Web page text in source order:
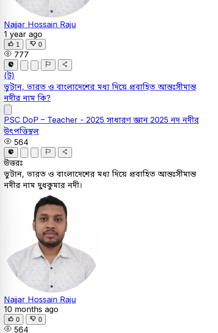
Najjar Hossain Raju
1 year ago
1 0
777
(ট)
ভুটান, ভারত ও বাংলাদেশের মধ্য দিয়ে প্রবাহিত আন্তঃসীমান্ত
নদীর নাম কি?
PSC DoP – Teacher - 2025 সাধারণ জ্ঞান 2025 নদ নদীর
উৎপত্তিস্থল
564
উত্তরঃ
ভুটান, ভারত ও বাংলাদেশের মধ্য দিয়ে প্রবাহিত আন্তঃসীমান্ত
নদীর নাম দুধকুমার নদী।
Najjar Hossain Raju
10 months ago
0 0
564